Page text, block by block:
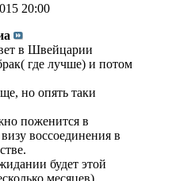
20:00
в Швейцарии
где лучше) и потом
но опять таки
поженится в
воссоединения в
будет этой
месяцев).